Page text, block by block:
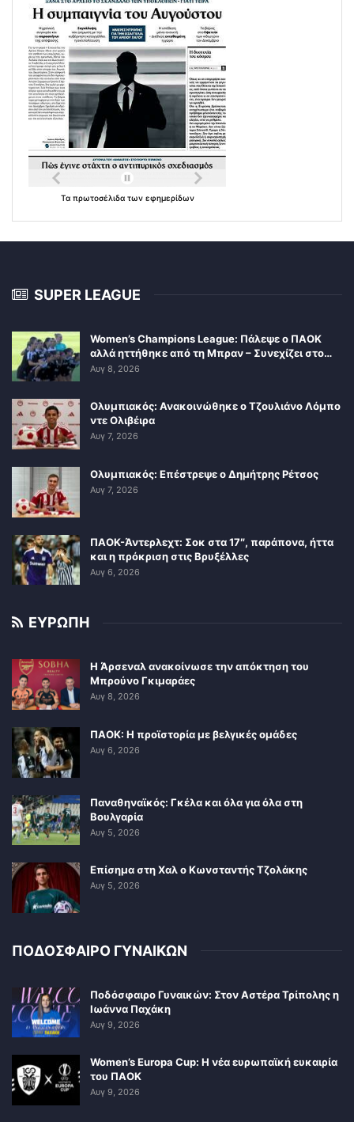
Τα πρωτοσέλιδα των εφημερίδων
SUPER LEAGUE
Women’s Champions League: Πάλεψε ο ΠΑΟΚ
αλλά ηττήθηκε από τη Μπραν – Συνεχίζει στο…
Αυγ 8, 2026
Ολυμπιακός: Ανακοινώθηκε ο Τζουλιάνο Λόμπο
ντε Ολιβέιρα
Αυγ 7, 2026
Ολυμπιακός: Επέστρεψε ο Δημήτρης Ρέτσος
Αυγ 7, 2026
ΠΑΟΚ-Άντερλεχτ: Σοκ στα 17″, παράπονα, ήττα
και η πρόκριση στις Βρυξέλλες
Αυγ 6, 2026
ΕΥΡΩΠΗ
Η Άρσεναλ ανακοίνωσε την απόκτηση του
Μπρούνο Γκιμαράες
Αυγ 8, 2026
ΠΑΟΚ: Η προϊστορία με βελγικές ομάδες
Αυγ 6, 2026
Παναθηναϊκός: Γκέλα και όλα για όλα στη
Βουλγαρία
Αυγ 5, 2026
Επίσημα στη Χαλ ο Κωνσταντής Τζολάκης
Αυγ 5, 2026
ΠΟΔΟΣΦΑΙΡΟ ΓΥΝΑΙΚΩΝ
Ποδόσφαιρο Γυναικών: Στον Αστέρα Τρίπολης η
Ιωάννα Παχάκη
Αυγ 9, 2026
Women’s Europa Cup: Η νέα ευρωπαϊκή ευκαιρία
του ΠΑΟΚ
Αυγ 9, 2026